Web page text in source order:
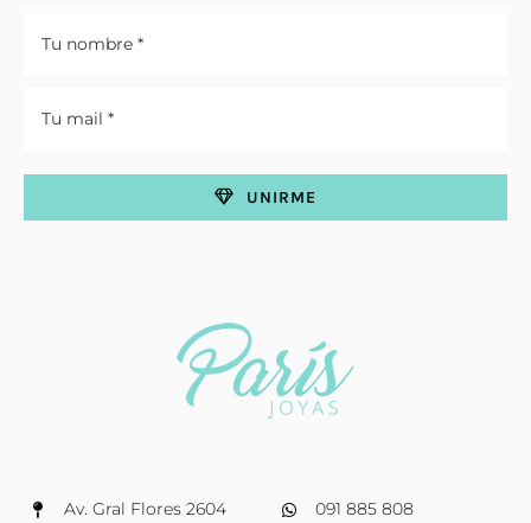
Av. Gral Flores 2604
091 885 808
UNIRME